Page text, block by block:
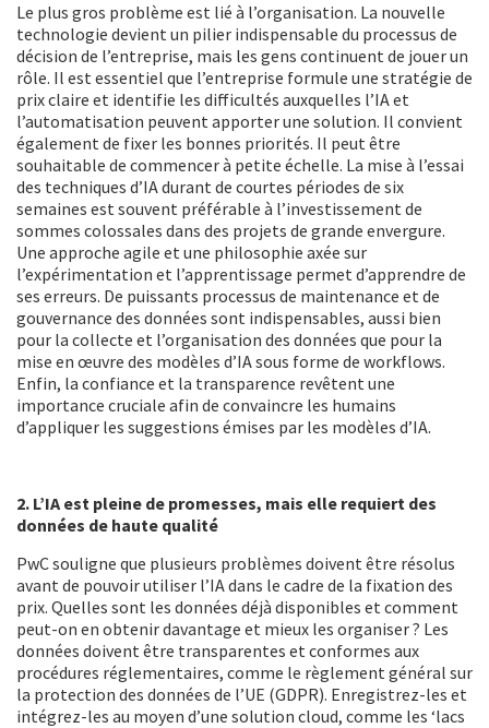
Le plus gros problème est lié à l’organisation. La nouvelle
technologie devient un pilier indispensable du processus de
décision de l’entreprise, mais les gens continuent de jouer un
rôle. Il est essentiel que l’entreprise formule une stratégie de
prix claire et identifie les difficultés auxquelles l’IA et
l’automatisation peuvent apporter une solution. Il convient
également de fixer les bonnes priorités. Il peut être
souhaitable de commencer à petite échelle. La mise à l’essai
des techniques d’IA durant de courtes périodes de six
semaines est souvent préférable à l’investissement de
sommes colossales dans des projets de grande envergure.
Une approche agile et une philosophie axée sur
l’expérimentation et l’apprentissage permet d’apprendre de
ses erreurs. De puissants processus de maintenance et de
gouvernance des données sont indispensables, aussi bien
pour la collecte et l’organisation des données que pour la
mise en œuvre des modèles d’IA sous forme de workflows.
Enfin, la confiance et la transparence revêtent une
importance cruciale afin de convaincre les humains
d’appliquer les suggestions émises par les modèles d’IA.
2. L’IA est pleine de promesses, mais elle requiert des
données de haute qualité
PwC souligne que plusieurs problèmes doivent être résolus
avant de pouvoir utiliser l’IA dans le cadre de la fixation des
prix. Quelles sont les données déjà disponibles et comment
peut-on en obtenir davantage et mieux les organiser ? Les
données doivent être transparentes et conformes aux
procédures réglementaires, comme le règlement général sur
la protection des données de l’UE (GDPR). Enregistrez-les et
intégrez-les au moyen d’une solution cloud, comme les ‘lacs